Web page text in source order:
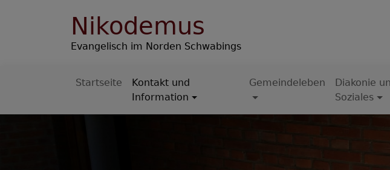
Nikodemus
Evangelisch im Norden Schwabings
Hauptnavigation
Startseite
Kontakt und
Information
Gemeindeleben
Diakonie
Soziales